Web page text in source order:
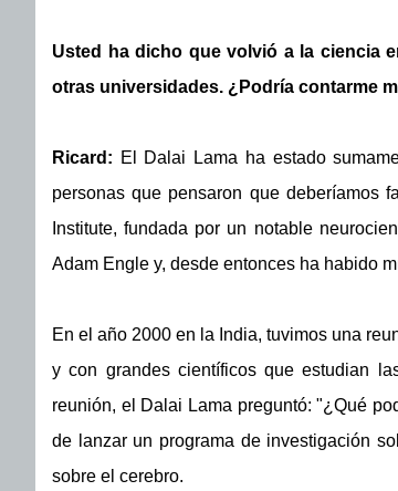
Usted ha dicho que volvió a la ciencia
otras universidades. ¿Podría contarme
Ricard: El Dalai Lama ha estado
personas que pensaron que deberíamos
Institute, fundada por un notable
Adam Engle y, desde entonces ha habido
En el año 2000 en la India, tuvimos una
y con grandes científicos que estudian
reunión, el Dalai Lama preguntó: "¿Qué
de lanzar un programa de investigación
sobre el cerebro.